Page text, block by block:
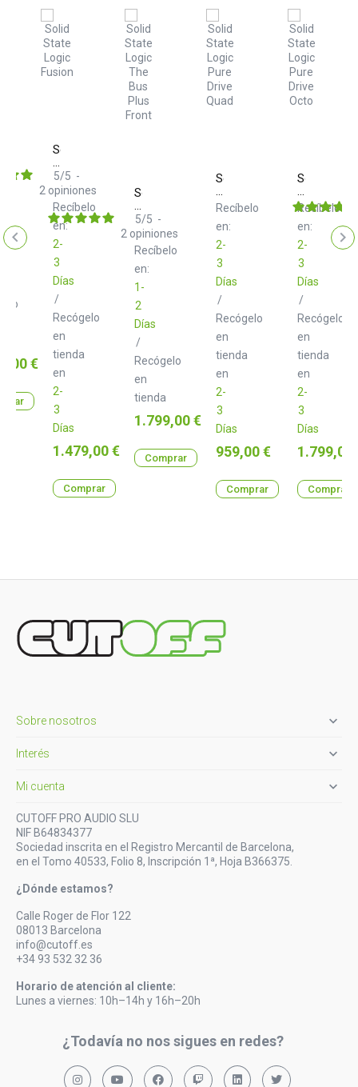
€
Solid
State
Logic
Fusion
Recíbelo
en:
2-
3
Días
/
Recógelo
en
tienda
en
2-
3
Días
5/5 -
2 opiniones
Precio
1.479,00 €
Comprar
Solid
State
Logic
THE
BUS+
Recíbelo
en:
1-
2
Días
/
Recógelo
en
tienda
5/5 -
2 opiniones
Precio
1.799,00 €
Comprar
Solid
State
Logic
Pure
Drive
Quad
Recíbelo
en:
2-
3
Días
/
Recógelo
en
tienda
en
2-
3
Días
Precio
959,00 €
Comprar
Solid
State
Logic
Pure
Drive
Octo
Recíbelo
en:
2-
3
Días
/
Recógelo
en
tienda
en
2-
3
Días
Precio
1.799,00
Comprar
Sobre nosotros 
Interés 
Mi cuenta 
CUTOFF PRO AUDIO SLU
NIF B64834377
Sociedad inscrita en el Registro Mercantil de Barcelona,
en el Tomo 40533, Folio 8, Inscripción 1ª, Hoja B366375.
¿Dónde estamos?
Calle Roger de Flor 122
08013 Barcelona
info@cutoff.es
+34 93 532 32 36
Horario de atención al cliente:
Lunes a viernes: 10h–14h y 16h–20h
¿Todavía no nos sigues en redes?